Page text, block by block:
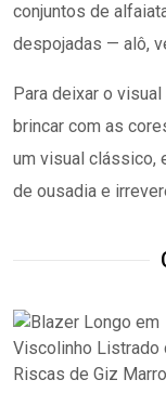
conjuntos de
despojadas — alô,
Para deixar o
brincar com as
um visual clássico,
de ousadia e